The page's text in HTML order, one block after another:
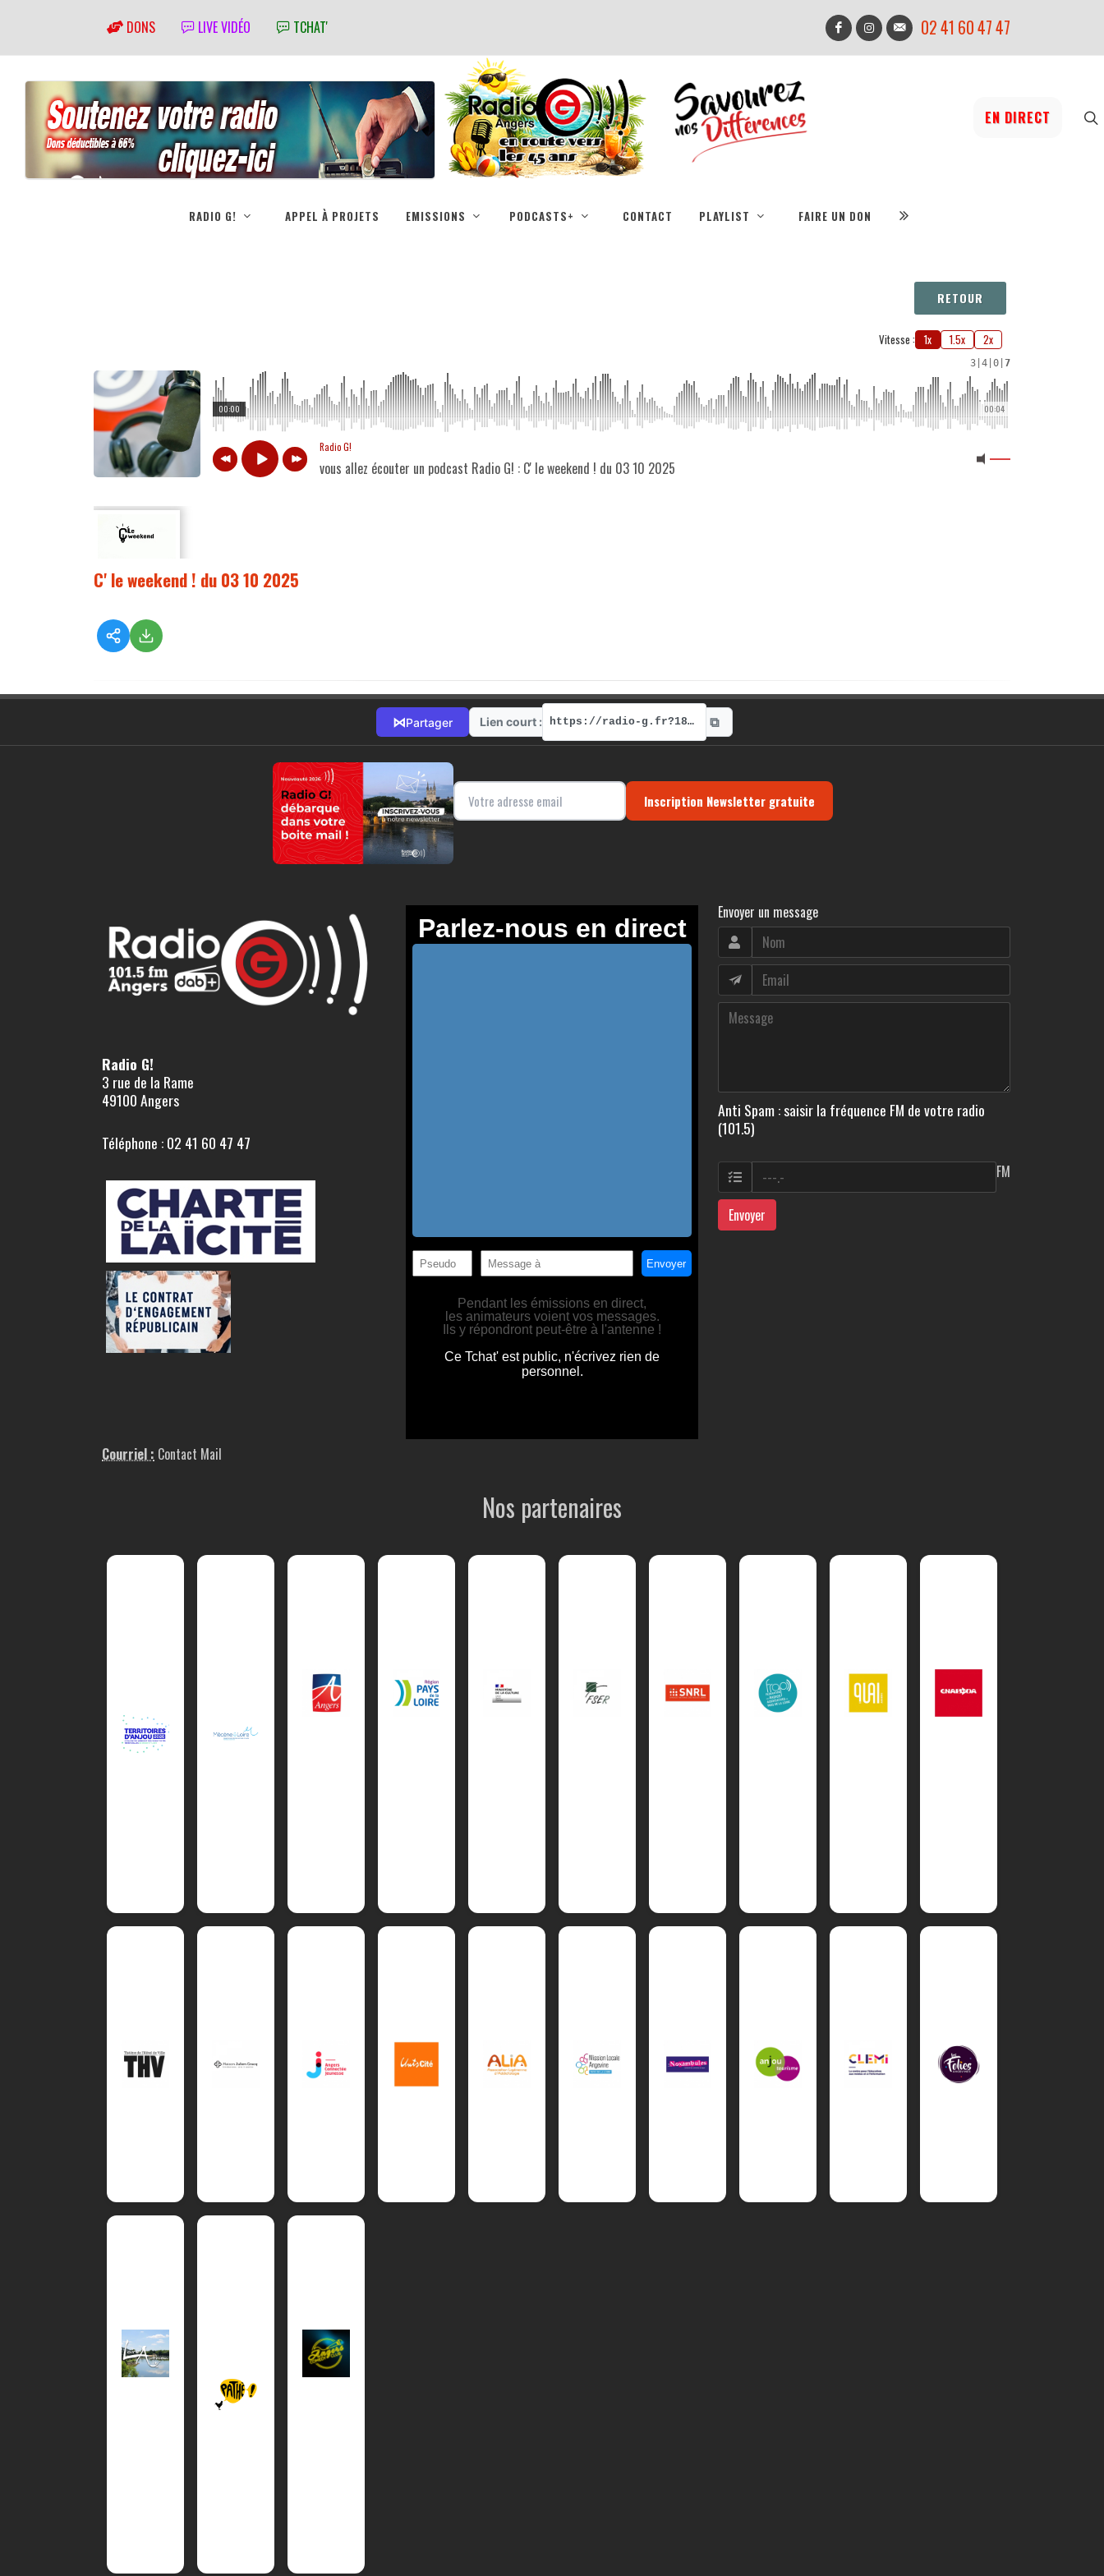
DONS LIVE VIDÉO TCHAT' 02 41 60 47 47
EN DIRECT
RADIO G! APPEL À PROJETS EMISSIONS PODCASTS+ CONTACT PLAYLIST FAIRE UN DON
RETOUR
Vitesse : 1x 1.5x 2x
3 4 0 7
00:04
00:00
Radio G!
vous allez écouter un podcast Radio G! : C' le weekend ! du 03 10 2025
C' le weekend ! du 03 10 2025
⋈Partager Lien court : https://radio-g.fr?18543 ⧉
Inscription Newsletter gratuite
Radio G!
3 rue de la Rame
49100 Angers
Téléphone : 02 41 60 47 47
Courriel : Contact Mail
Envoyer un message
Anti Spam : saisir la fréquence FM de votre radio
(101.5)
FM
Envoyer
Nos partenaires